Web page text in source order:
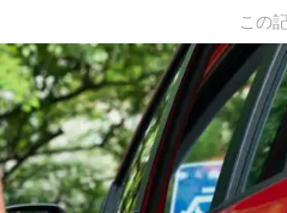
この